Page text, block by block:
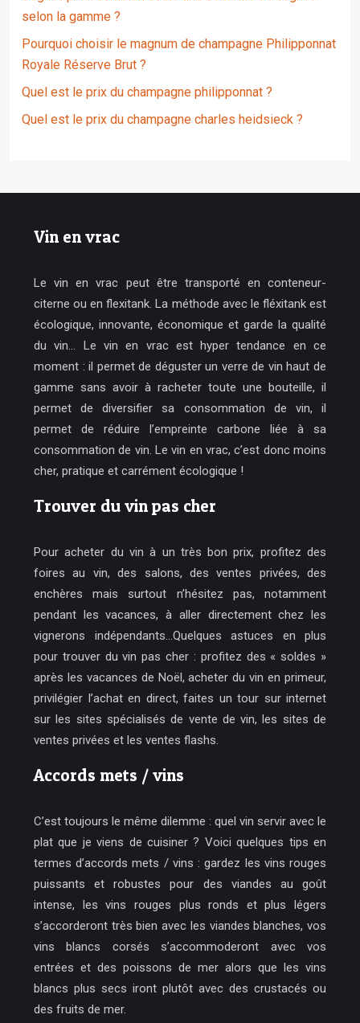
selon la gamme ?
Pourquoi choisir le magnum de champagne Philipponnat
Royale Réserve Brut ?
Quel est le prix du champagne philipponnat ?
Quel est le prix du champagne charles heidsieck ?
Vin en vrac
Le vin en vrac peut être transporté en conteneur-
citerne ou en flexitank. La méthode avec le fléxitank est
écologique, innovante, économique et garde la qualité
du vin… Le vin en vrac est hyper tendance en ce
moment : il permet de déguster un verre de vin haut de
gamme sans avoir à racheter toute une bouteille, il
permet de diversifier sa consommation de vin, il
permet de réduire l’empreinte carbone liée à sa
consommation de vin. Le vin en vrac, c’est donc moins
cher, pratique et carrément écologique !
Trouver du vin pas cher
Pour acheter du vin à un très bon prix, profitez des
foires au vin, des salons, des ventes privées, des
enchères mais surtout n’hésitez pas, notamment
pendant les vacances, à aller directement chez les
vignerons indépendants…Quelques astuces en plus
pour trouver du vin pas cher : profitez des « soldes »
après les vacances de Noël, acheter du vin en primeur,
privilégier l’achat en direct, faites un tour sur internet
sur les sites spécialisés de vente de vin, les sites de
ventes privées et les ventes flashs.
Accords mets / vins
C’est toujours le même dilemme : quel vin servir avec le
plat que je viens de cuisiner ? Voici quelques tips en
termes d’accords mets / vins : gardez les vins rouges
puissants et robustes pour des viandes au goût
intense, les vins rouges plus ronds et plus légers
s’accorderont très bien avec les viandes blanches, vos
vins blancs corsés s’accommoderont avec vos
entrées et des poissons de mer alors que les vins
blancs plus secs iront plutôt avec des crustacés ou
des fruits de mer.